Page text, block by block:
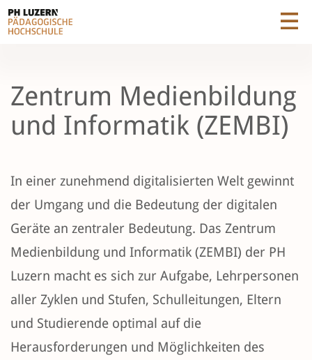
Zentrum Medienbildung
und Informatik (ZEMBI)
In einer zunehmend digitalisierten Welt gewinnt
der Umgang und die Bedeutung der digitalen
Geräte an zentraler Bedeutung. Das Zentrum
Medienbildung und Informatik (ZEMBI) der PH
Luzern macht es sich zur Aufgabe, Lehrpersonen
aller Zyklen und Stufen, Schulleitungen, Eltern
und Studierende optimal auf die
Herausforderungen und Möglichkeiten des